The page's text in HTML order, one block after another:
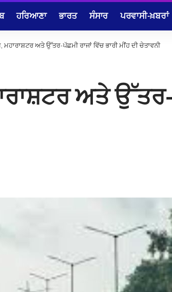
ਹਰਿਆਣਾ ਭਾਰਤ ਸੰਸਾਰ ਪਰਵਾਸੀ-ਖ਼ਬਰਾਂ
ਅਤੇ ਉੱਤਰ-ਪੱਛਮੀ ਰਾਜਾਂ ਵਿੱਚ ਭਾਰੀ ਮੀਂਹ ਦੀ ਚੇਤਾਵਨੀ
ਅਤੇ ਉੱਤਰ-